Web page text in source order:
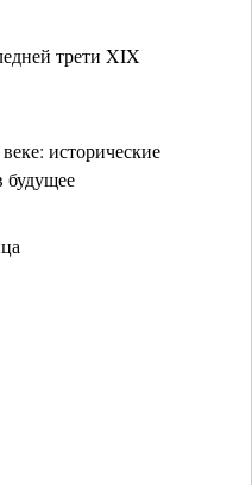
трети XIX
исторические
будущее